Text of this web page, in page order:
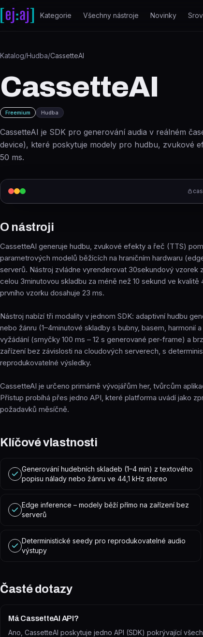
Přeskočit na obsah
Kategorie Všechny nástroje Novinky
Katalog/Hudba/CassetteAI
CassetteAI
Freemium Hudba
CassetteAI je SDK pro generování audia v reálném
device), které poskytuje modely pro hudbu, zvukové
50 ms.
O nástroji
CassetteAI generuje hudbu, zvukové efekty a řeč (TTS)
parametrových modelů běžících na hraničním hardwaru
serverů. Nástroj zvládne vyrenderovat 30sekundový vzorek
celou 3minutovou skladbu za méně než 10 sekund ve kvalitě
prvního vzorku dosahuje 23 ms.
Nástroj nabízí tři modality v jednom SDK: adaptivní hudbu
nebo žánru (1–4minutové skladby s bubny, basem, harmonií
vyžádání (smyčky 100 ms – 12 s generované per-frame) a
zařízení bez závislosti na cloudových serverech, s
reprodukovatelné výsledky.
CassetteAI je určeno primárně vývojářům her, tvůrcům
Přístup probíhá přes jedno API, které platforma uvádí jako
požadavků měsíčně.
Klíčové vlastnosti
Generování hudebních skladeb (1–4 min) z textového
popisu nálady nebo žánru ve 44,1 kHz stereo
Edge inference – modely běží přímo na zařízení bez
serverů
Deterministické seedy pro reprodukovatelné audio
výstupy
Časté dotazy
Má CassetteAI API?
Ano, CassetteAI poskytuje jedno API (SDK) pokrývající